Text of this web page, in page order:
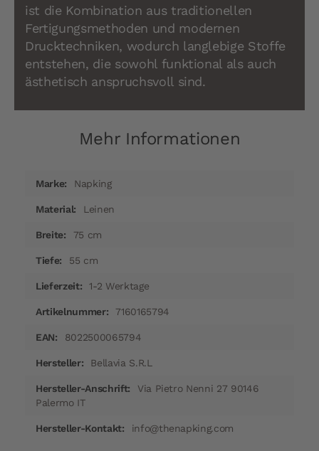
ist die Kombination aus traditionellen
Fertigungsmethoden und modernen
Drucktechniken, wodurch langlebige Stoffe
entstehen, die sowohl funktional als auch
ästhetisch anspruchsvoll sind.
Mehr Informationen
InformationenNapking
Leinen
75 cm
55 cm
1-2 Werktage
7160165794
8022500065794
Bellavia S.R.L
Via Pietro Nenni 27 90146
Palermo IT
info@thenapking.com